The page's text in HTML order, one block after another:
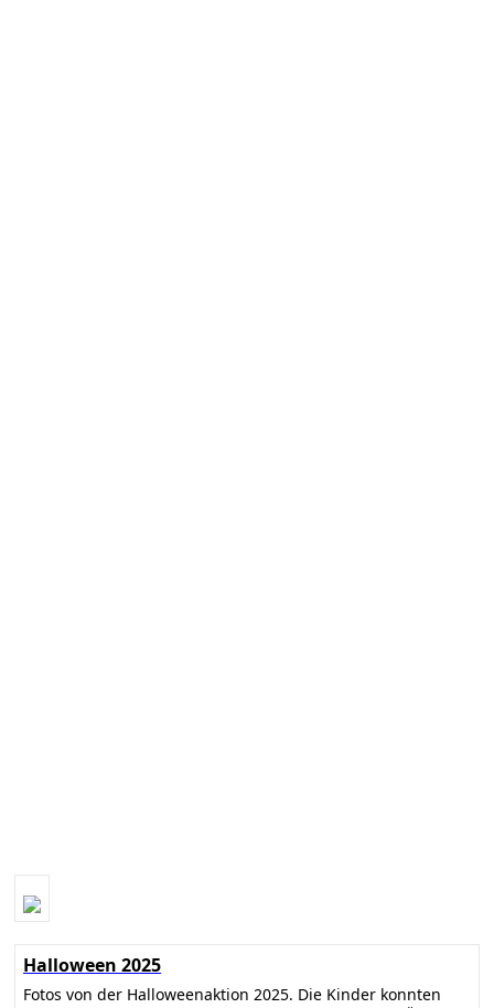
Halloween 2025
Fotos von der Halloweenaktion 2025. Die Kinder konnten